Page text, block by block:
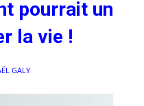
pourrait un
la vie !
GALY